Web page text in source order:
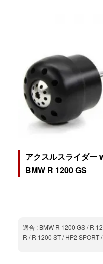
アクスルスライダー
BMW R 1200 GS
適合 : BMW R 1200 GS / R
R / R 1200 ST / HP2 SPORT